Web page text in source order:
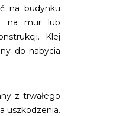
na budynku
na mur lub
Klej
do nabycia
z trwałego
uszkodzenia.